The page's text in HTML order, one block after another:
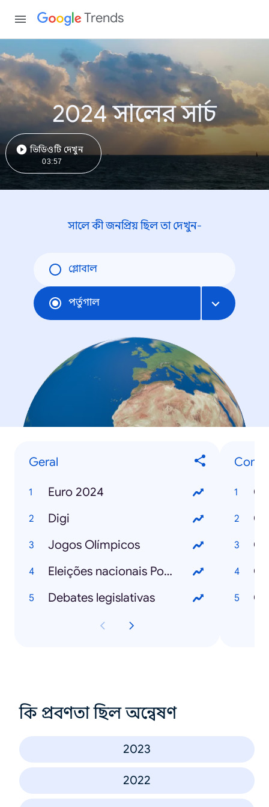
Trends
2024 সালের সার্চ
ভিডিওটি দেখুন
03:57
সালে কী জনপ্রিয় ছিল তা দেখুন-
গ্লোবাল
পর্তুগাল
Geral
Euro 2024
Digi
Jogos Olímpicos
Eleições nacionais Portugal
Debates legislativas
কি প্রবণতা ছিল অন্বেষণ
2023
2022